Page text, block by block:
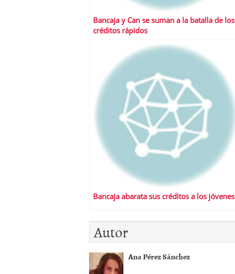
Bancaja y Can se suman a la batalla de los
créditos rápidos
Bancaja abarata sus créditos a los jóvenes
Autor
Ana Pérez Sánchez